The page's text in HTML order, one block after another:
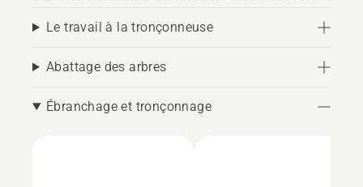
Le travail à la tronçonneuse
Abattage des arbres
Ébranchage et tronçonnage